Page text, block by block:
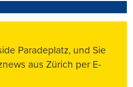
Paradeplatz, und Sie
aus Zürich per E-